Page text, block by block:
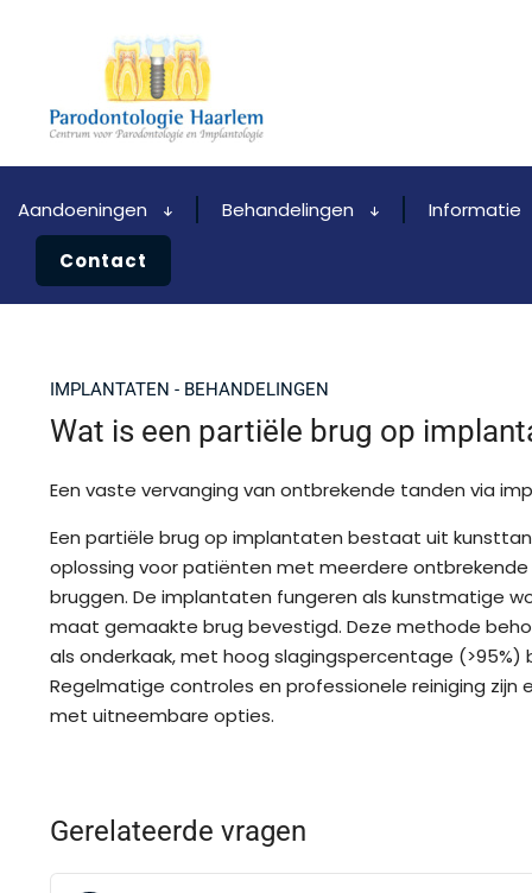
Aandoeningen Behandelingen Informatie
Contact
IMPLANTATEN - BEHANDELINGEN
Wat is een partiële brug op
Een vaste vervanging van ontbrekende tanden via
Een partiële brug op implantaten bestaat uit
oplossing voor patiënten met meerdere
bruggen. De implantaten fungeren als kunstmatige
maat gemaakte brug bevestigd. Deze methode
als onderkaak, met hoog slagingspercentage
Regelmatige controles en professionele reiniging
met uitneembare opties.
Gerelateerde vragen